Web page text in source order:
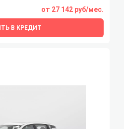
от 27 142 руб/мес.
В КРЕДИТ